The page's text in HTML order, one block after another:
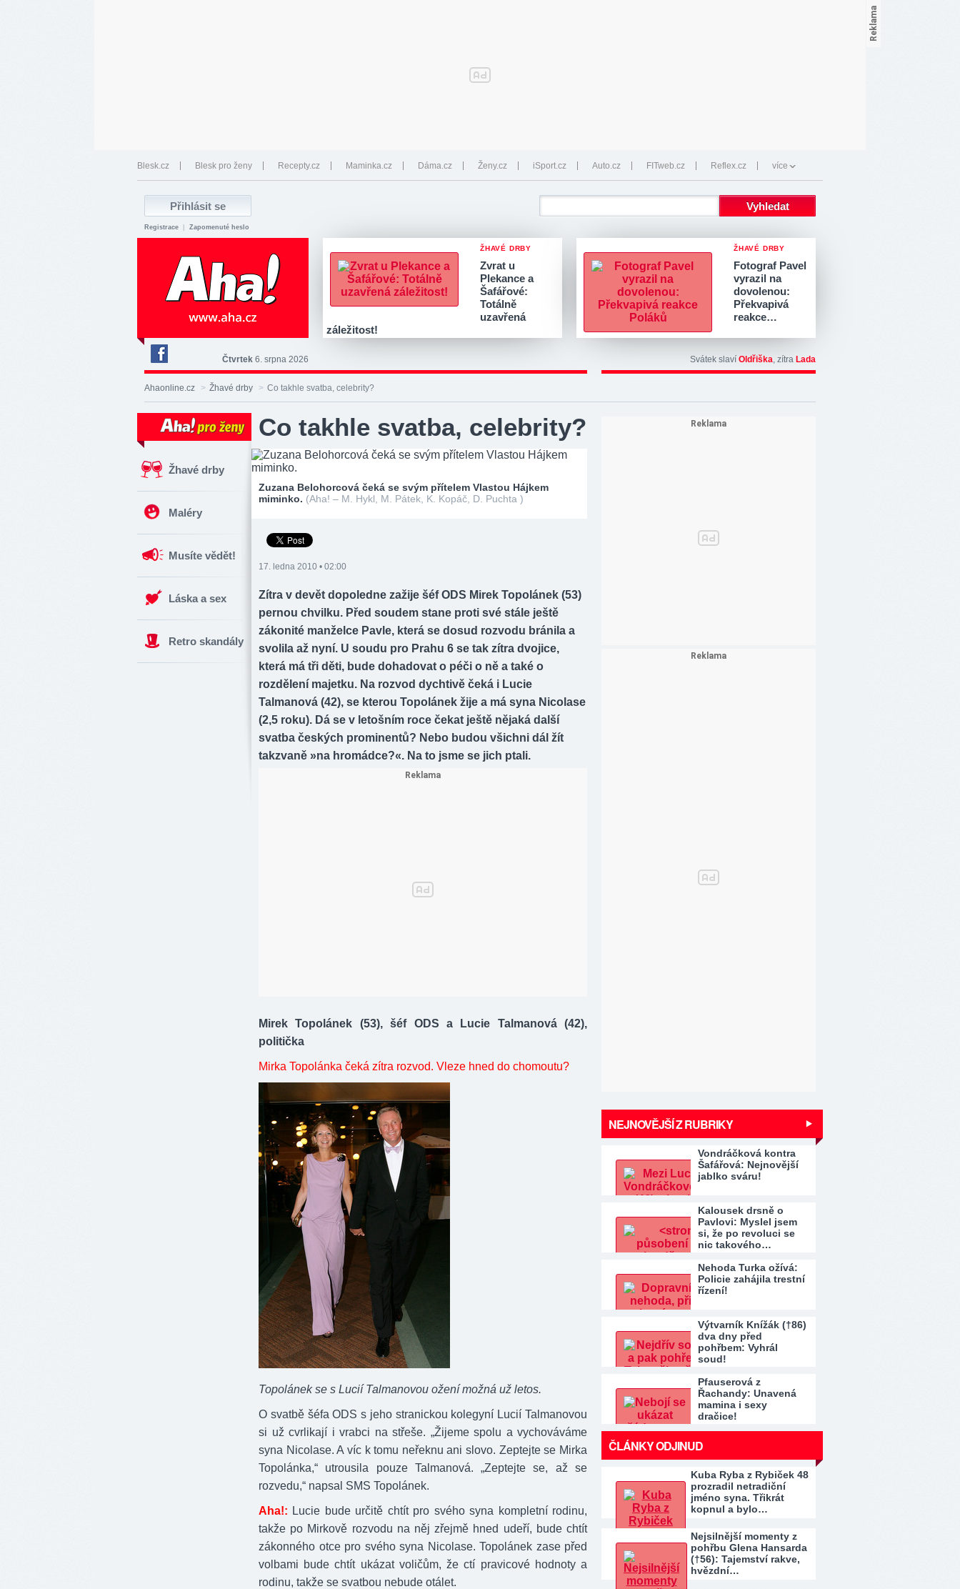
Blesk.cz Blesk pro ženy Recepty.cz Maminka.cz Dáma.cz Ženy.cz iSport.cz Auto.cz FITweb.cz Reflex.cz více
Registrace Zapomenuté heslo
ŽHAVÉ DRBY
Zvrat u
Plekance a
Šafářové:
Totálně
uzavřená
záležitost!
ŽHAVÉ DRBY
Fotograf Pavel
vyrazil na
dovolenou:
Překvapivá
reakce…
Deník
Aha!
na
Čtvrtek 6. srpna 2026 Svátek slaví Oldřiška, zítra Lada
Ahaonline.cz > Žhavé drby > Co takhle svatba, celebrity?
Žhavé drby
Maléry
Musíte vědět!
Láska a sex
Retro skandály
Co takhle svatba, celebrity?
Zuzana Belohorcová čeká se svým přítelem Vlastou Hájkem
miminko. (Aha! – M. Hykl, M. Pátek, K. Kopáč, D. Puchta )
17. ledna 2010 • 02:00
Zítra v devět dopoledne zažije šéf ODS Mirek Topolánek (53)
pernou chvilku. Před soudem stane proti své stále ještě
zákonité manželce Pavle, která se dosud rozvodu bránila a
svolila až nyní. U soudu pro Prahu 6 se tak zítra dvojice,
která má tři děti, bude dohadovat o péči o ně a také o
rozdělení majetku. Na rozvod dychtivě čeká i Lucie
Talmanová (42), se kterou Topolánek žije a má syna Nicolase
(2,5 roku). Dá se v letošním roce čekat ještě nějaká další
svatba českých prominentů? Nebo budou všichni dál žít
takzvaně »na hromádce?«. Na to jsme se jich ptali.
Mirek Topolánek (53), šéf ODS a Lucie Talmanová (42),
politička
Mirka Topolánka čeká zítra rozvod. Vleze hned do chomoutu?
Topolánek se s Lucií Talmanovou ožení možná už letos.
O svatbě šéfa ODS s jeho stranickou kolegyní Lucií Talmanovou
si už cvrlikají i vrabci na střeše. „Žijeme spolu a vychováváme
syna Nicolase. A víc k tomu neřeknu ani slovo. Zeptejte se Mirka
Topolánka,“ utrousila pouze Talmanová. „Zeptejte se, až se
rozvedu,“ napsal SMS Topolánek.
Aha!: Lucie bude určitě chtít pro svého syna kompletní rodinu,
takže po Mirkově rozvodu na něj zřejmě hned udeří, bude chtít
zákonného otce pro svého syna Nicolase. Topolánek zase před
volbami bude chtít ukázat voličům, že ctí pravicové hodnoty a
rodinu, takže se svatbou nebude otálet.
NEJNOVĚJŠÍ Z RUBRIKY
Vondráčková kontra
Šafářová: Nejnovější
jablko sváru!
Kalousek drsně o
Pavlovi: Myslel jsem
si, že po revoluci se
nic takového…
Nehoda Turka ožívá:
Policie zahájila trestní
řízení!
Výtvarník Knížák (†86)
dva dny před
pohřbem: Vyhrál
soud!
Pfauserová z
Řachandy: Unavená
mamina i sexy
dračice!
ČLÁNKY ODJINUD
Kuba Ryba z Rybiček 48
prozradil netradiční
jméno syna. Třikrát
kopnul a bylo…
Nejsilnější momenty z
pohřbu Glena Hansarda
(†56): Tajemství rakve,
hvězdní…